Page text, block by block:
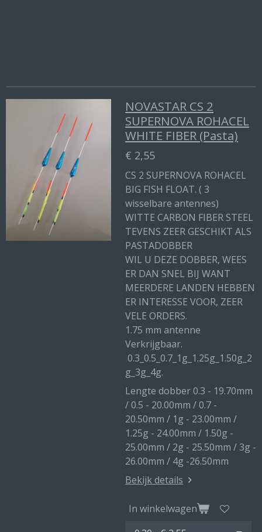
NOVASTAR CS 2
SUPERNOVA ROHACEL
WHITE FIBER (Pasta)
€ 2,55
CS 2 SUPERNOVA ROHACEL
BIG FISH FLOAT. ( 3
wisselbare antennes)
WITTE CARBON FIBER STEEL
TEVENS ZEER GESCHIKT ALS
PASTADOBBER
WIL U DEZE DOBBER, WEES
ER DAN SNEL BIJ WANT
MEERDERE LANDEN HEBBEN
ER INTERESSE VOOR, ZEER
VELE ORDERS.
1.75 mm antenne
Verkrijgbaar.
0.3_0.5_0.7_1g_1.25g_1.50g_2
g_3g_4g.
Lengte dobber 0.3 - 19.70mm
/ 0.5 - 20.00mm / 0.7 -
20.50mm / 1g - 23.00mm /
1.25g - 24.00mm / 1.50g -
25.00mm / 2g - 25.50mm / 3g -
26.00mm / 4g -26.50mm
Bekijk details
In winkelwagen